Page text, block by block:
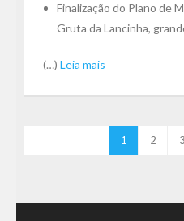
Finalização do Plano de
Gruta da Lancinha,
(…) Leia mais
1 2 3